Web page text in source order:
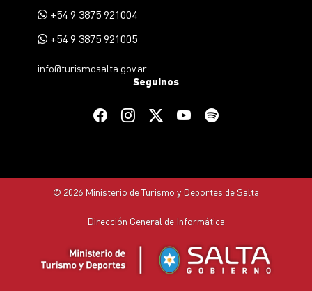
+54 9 3875 921004
+54 9 3875 921005
info@turismosalta.gov.ar
Seguinos
© 2026 Ministerio de Turismo y Deportes de Salta
Dirección General de Informática